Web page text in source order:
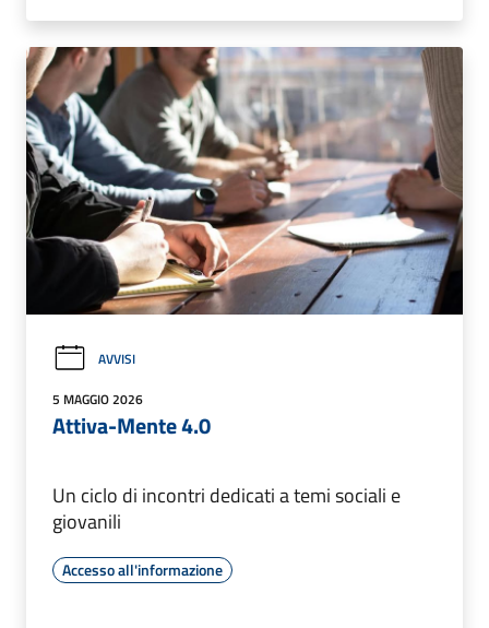
AVVISI
5 MAGGIO 2026
Attiva-Mente 4.0
Un ciclo di incontri dedicati a temi sociali e
giovanili
Accesso all'informazione